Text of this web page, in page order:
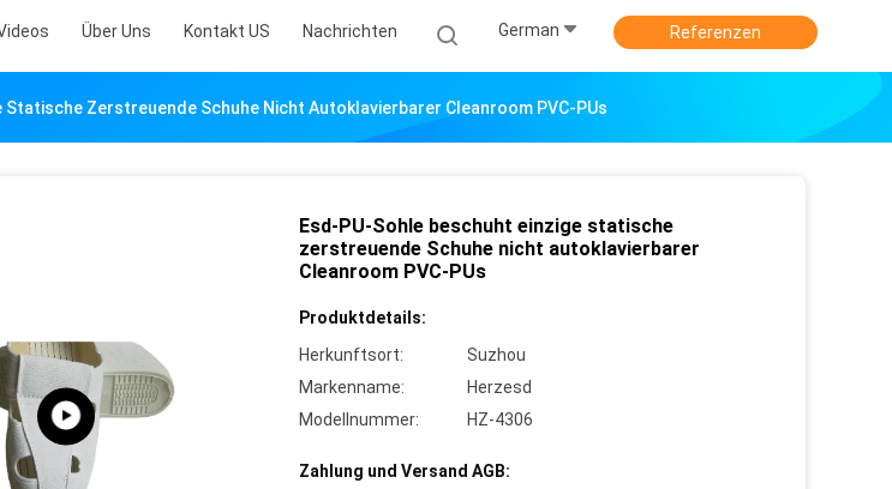
Über Uns Kontakt US Nachrichten German Referenzen
Statische Zerstreuende Schuhe Nicht Autoklavierbarer Cleanroom PVC-PUs
Esd-PU-Sohle beschuht einzige statische
zerstreuende Schuhe nicht autoklavierbarer
Cleanroom PVC-PUs
Produktdetails:
Herkunftsort:
Suzhou
Markenname:
Herzesd
Modellnummer:
HZ-4306
Zahlung und Versand AGB: